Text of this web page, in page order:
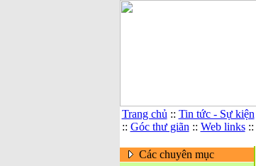
Trang chủ :: Tin tức - Sự kiện
:: Góc thư giãn :: Web links::
Các chuyên mục